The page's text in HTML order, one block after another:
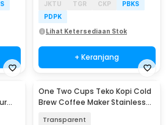
JKTU
TGR CKP
PBKS
PDPK
Lihat Ketersediaan Stok
+ Keranjang
One Two Cups Teko Kopi Cold
Brew Coffee Maker Stainless
Transparent